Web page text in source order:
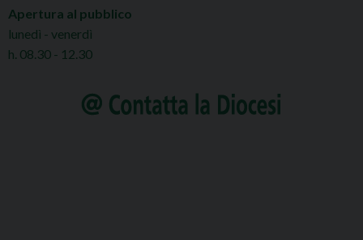
Apertura al pubblico
lunedì - venerdì
h. 08.30 - 12.30